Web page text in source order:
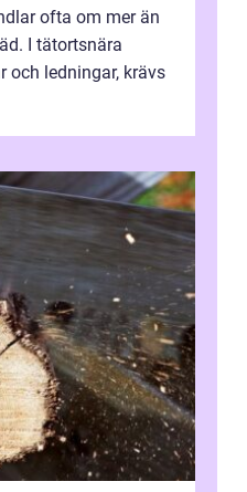
ofta om mer än
I tätortsnära
och ledningar, krävs